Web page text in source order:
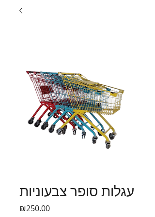
עגלות סופר צבעוניות
₪250.00Price